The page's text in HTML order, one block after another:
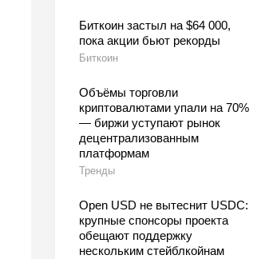
Биткоин застыл на $64 000,
пока акции бьют рекорды
Биткоин
Объёмы торговли
криптовалютами упали на 70%
— биржи уступают рынок
децентрализованным
платформам
Тренды
Open USD не вытеснит USDC:
крупные спонсоры проекта
обещают поддержку
нескольким стейблкойнам